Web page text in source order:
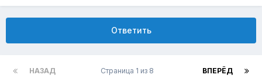
Ответить
НАЗАД ВПЕРЁД
Страница 1 из 8